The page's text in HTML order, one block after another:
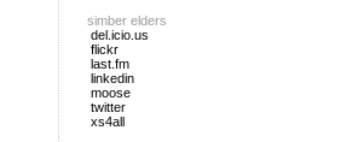
simber elders
del.icio.us
flickr
last.fm
linkedin
moose
twitter
xs4all